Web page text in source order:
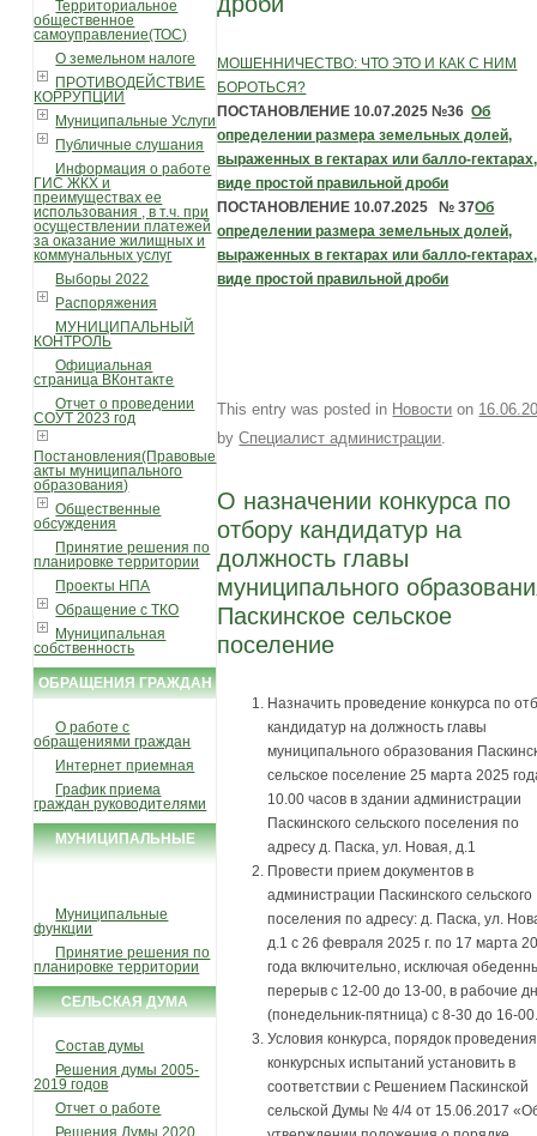
Территориальное
общественное
самоуправление(ТОС)
О земельном налоге
ПРОТИВОДЕЙСТВИЕ
КОРРУПЦИИ
Муниципальные Услуги
Публичные слушания
Информация о работе
ГИС ЖКХ и
преимуществах ее
использования , в т.ч. при
осуществлении платежей
за оказание жилищных и
коммунальных услуг
Выборы 2022
Распоряжения
МУНИЦИПАЛЬНЫЙ
КОНТРОЛЬ
Официальная
страница ВКонтакте
Отчет о проведении
СОУТ 2023 год
Постановления(Правовые
акты муниципального
образования)
Общественные
обсуждения
Принятие решения по
планировке территории
Проекты НПА
Обращение с ТКО
Муниципальная
собственность
ОБРАЩЕНИЯ ГРАЖДАН
О работе с
обращениями граждан
Интернет приемная
График приема
граждан руководителями
МУНИЦИПАЛЬНЫЕ
Муниципальные
функции
Принятие решения по
планировке территории
СЕЛЬСКАЯ ДУМА
Состав думы
Решения думы 2005-
2019 годов
Отчет о работе
Решения Думы 2020
МОШЕННИЧЕСТВО: ЧТО ЭТО И КАК С НИМ
БОРОТЬСЯ?
ПОСТАНОВЛЕНИЕ10.07.2025 №36Об
определении размера земельных долей,
выраженных в гектарах или балло-
виде простой правильной дроби
ПОСТАНОВЛЕНИЕ10.07.2025 № 37Об
определении размера земельных долей,
выраженных в гектарах или балло-
виде простой правильной дроби
This entry was posted in Новости on
byСпециалист администрации.
О назначении конкурса по
отбору кандидатур на
должность главы
муниципального
Паскинское сельское
поселение
Назначить проведение конкурса по
кандидатур на должность главы
муниципального образования
сельское поселение 25 марта 2025
10.00 часов в здании администрации
Паскинского сельского поселения по
адресу д. Паска, ул. Новая, д.1
Провести прием документов в
администрации Паскинского сельского
поселения по адресу: д. Паска, ул.
д.1 с 26 февраля 2025 г. по 17 марта
года включительно, исключая
перерыв с 12-00 до 13-00, в рабочие
(понедельник-пятница) с 8-30 до 16-00.
Условия конкурса, порядок проведения
конкурсных испытаний установить в
соответствии с Решением Паскинской
сельской Думы № 4/4 от 15.06.2017